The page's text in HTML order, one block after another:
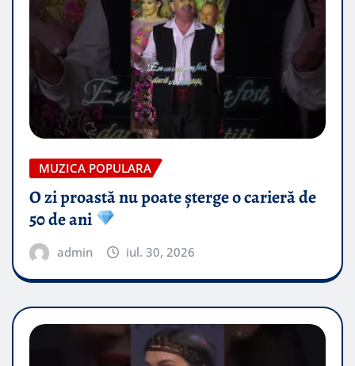
MUZICA POPULARA
O zi proastă nu poate șterge o carieră de
50 de ani
admin iul. 30, 2026